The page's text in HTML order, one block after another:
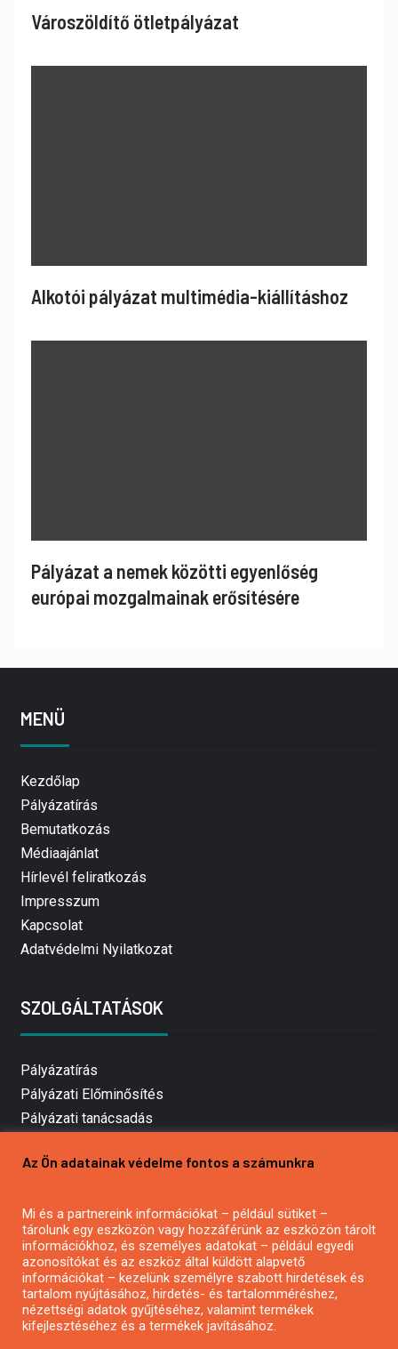
Városzöldítő ötletpályázat
Alkotói pályázat multimédia-kiállításhoz
Pályázat a nemek közötti egyenlőség
európai mozgalmainak erősítésére
MENÜ
Kezdőlap
Pályázatírás
Bemutatkozás
Médiaajánlat
Hírlevél feliratkozás
Impresszum
Kapcsolat
Adatvédelmi Nyilatkozat
SZOLGÁLTATÁSOK
Pályázatírás
Pályázati Előminősítés
Pályázati tanácsadás
Mezőgazdasági pályázatírás
Pályázatírás civil szervezeteknek
Pályázatírás önkormányzatoknak
Pályázatfigyelés
Specifikus pályázatfigyelés vagy hírlevél
Az Ön adatainak védelme fontos a számunkra
Mi és a partnereink információkat – például sütiket –
tárolunk egy eszközön vagy hozzáférünk az eszközön tárolt
információkhoz, és személyes adatokat – például egyedi
azonosítókat és az eszköz által küldött alapvető
információkat – kezelünk személyre szabott hirdetések és
tartalom nyújtásához, hirdetés- és tartalomméréshez,
nézettségi adatok gyűjtéséhez, valamint termékek
kifejlesztéséhez és a termékek javításához.